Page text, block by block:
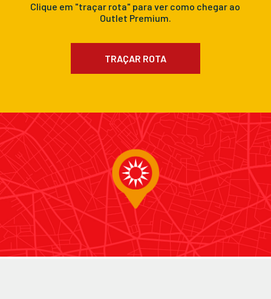
Clique em "traçar rota" para ver como chegar ao
Outlet Premium.
TRAÇAR ROTA